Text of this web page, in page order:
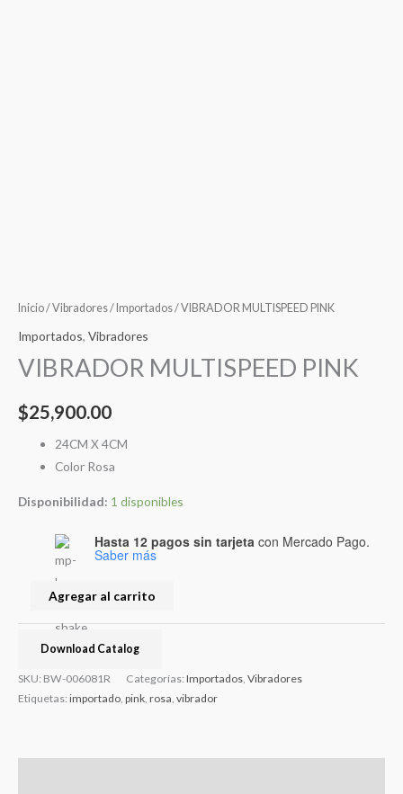
Inicio/Vibradores/ Importados/ VIBRADOR MULTISPEED PINK
Importados, Vibradores
VIBRADOR MULTISPEED PINK
$25,900.00
24CM X 4CM
Color Rosa
Disponibilidad: 1 disponibles
Hasta 12 pagos sin tarjeta con Mercado Pago.
Saber más
Agregar al carrito
Download Catalog
SKU: BW-006081R Categorías: Importados, Vibradores
Etiquetas: importado, pink, rosa, vibrador